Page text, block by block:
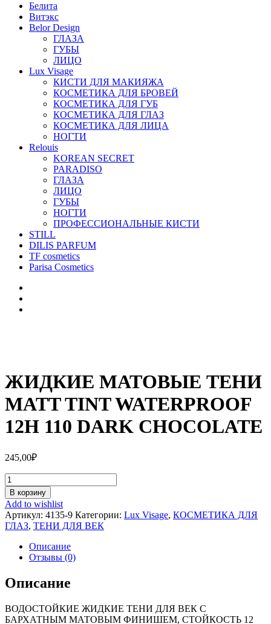
Белита
Витэкс
Belor Design
ГЛАЗА
ГУБЫ
ЛИЦО
Lux Visage
КИСТИ ДЛЯ МАКИЯЖА
КОСМЕТИКА ДЛЯ БРОВЕЙ
КОСМЕТИКА ДЛЯ ГУБ
КОСМЕТИКА ДЛЯ ГЛАЗ
КОСМЕТИКА ДЛЯ ЛИЦА
НОГТИ
Relouis
KOREAN SECRET
PARADISO
ГЛАЗА
ЛИЦО
ГУБЫ
НОГТИ
ПРОФЕССИОНАЛЬНЫЕ КИСТИ
STILL
DILIS PARFUM
TF cosmetics
Parisa Cosmetics
ЖИДКИЕ МАТОВЫЕ ТЕНИ
MATT TINT WATERPROOF
12H 110 DARK CHOCOLATE
245,00₽
Количество
ЖИДКИЕ
МАТОВЫЕ
ТЕНИ
MATT
TINT
WATERPROOF
12H
DARK
CHOCOLATE
В корзину
Add to wishlist
Артикул: 4135-9 Категории: Lux Visage, КОСМЕТИКА ДЛЯ
ГЛАЗ, ТЕНИ ДЛЯ ВЕК
Описание
Отзывы (0)
Описание
ВОДОСТОЙКИЕ ЖИДКИЕ ТЕНИ ДЛЯ ВЕК С
БАРХАТНЫМ МАТОВЫМ ФИНИШЕМ, СТОЙКОСТЬ 12